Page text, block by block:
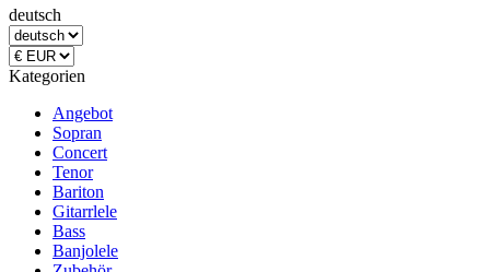
deutsch
Kategorien
Angebot
Sopran
Concert
Tenor
Bariton
Gitarrlele
Bass
Banjolele